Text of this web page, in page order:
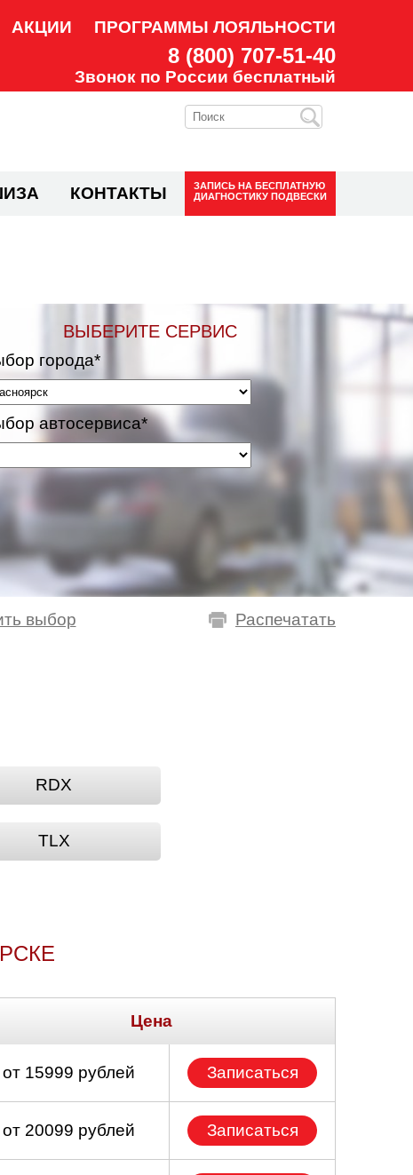
АКЦИИ ПРОГРАММЫ ЛОЯЛЬНОСТИ
8 (800) 707-51-40
Звонок по России бесплатный
КОНТАКТЫ ЗАПИСЬ НА БЕСПЛАТНУЮ
ДИАГНОСТИКУ ПОДВЕСКИ
ВЫБЕРИТЕ СЕРВИС
города*
автосервиса*
Распечатать
выбор
RDX
TLX
Цена
от 15999 рублей Записаться
от 20099 рублей Записаться